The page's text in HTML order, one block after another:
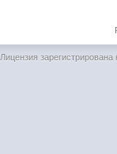
Лицензия зарегистрирована